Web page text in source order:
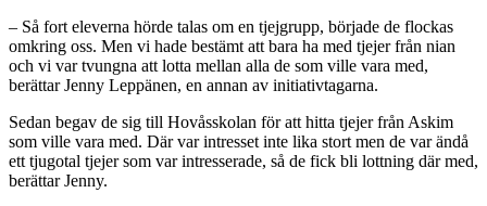
– Så fort eleverna hörde talas om en tjejgrupp, började de flockas
omkring oss. Men vi hade bestämt att bara ha med tjejer från nian
och vi var tvungna att lotta mellan alla de som ville vara med,
berättar Jenny Leppänen, en annan av initiativtagarna.
Sedan begav de sig till Hovåsskolan för att hitta tjejer från Askim
som ville vara med. Där var intresset inte lika stort men de var ändå
ett tjugotal tjejer som var intresserade, så de fick bli lottning där med,
berättar Jenny.